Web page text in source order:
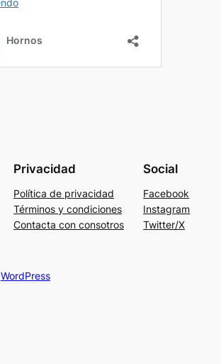
Privacidad
Política de privacidad
Términos y condiciones
Contacta con consotros
Social
Facebook
Instagram
Twitter/X
WordPress